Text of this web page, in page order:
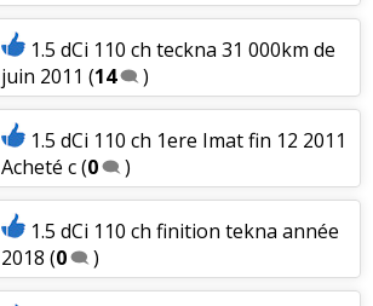
1.5 dCi 110 ch teckna 31 000km de
juin 2011 (14 )
1.5 dCi 110 ch 1ere Imat fin 12 2011
Acheté c(0 )
1.5 dCi 110 ch finition tekna année
2018 (0 )